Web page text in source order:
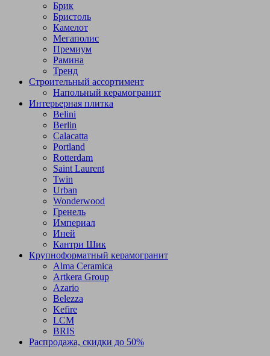
Брик
Бристоль
Камелот
Мегаполис
Премиум
Рамина
Тренд
Строительный ассортимент
Напольный керамогранит
Интерьерная плитка
Belini
Berlin
Calacatta
Portland
Rotterdam
Saint Laurent
Twin
Urban
Wonderwood
Гренель
Империал
Иней
Кантри Шик
Крупноформатный керамогранит
Alma Ceramica
Artkera Group
Azario
Belezza
Kefire
LCM
BRIS
Распродажа, скидки до 50%